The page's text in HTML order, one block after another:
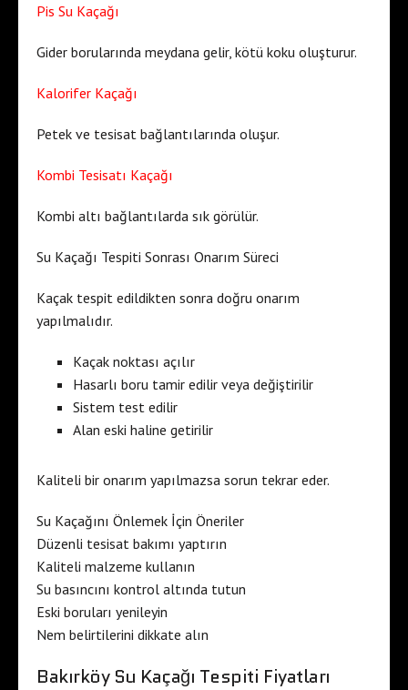
Pis Su Kaçağı
Gider borularında meydana gelir, kötü koku oluşturur.
Kalorifer Kaçağı
Petek ve tesisat bağlantılarında oluşur.
Kombi Tesisatı Kaçağı
Kombi altı bağlantılarda sık görülür.
Su Kaçağı Tespiti Sonrası Onarım Süreci
Kaçak tespit edildikten sonra doğru onarım
yapılmalıdır.
Kaçak noktası açılır
Hasarlı boru tamir edilir veya değiştirilir
Sistem test edilir
Alan eski haline getirilir
Kaliteli bir onarım yapılmazsa sorun tekrar eder.
Su Kaçağını Önlemek İçin Öneriler
Düzenli tesisat bakımı yaptırın
Kaliteli malzeme kullanın
Su basıncını kontrol altında tutun
Eski boruları yenileyin
Nem belirtilerini dikkate alın
Bakırköy Su Kaçağı Tespiti Fiyatları